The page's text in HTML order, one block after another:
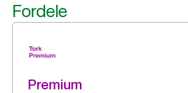
Fordele
Premium